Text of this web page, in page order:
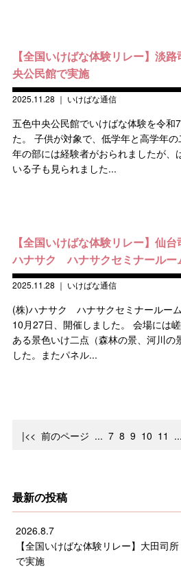
【全国いけばな体験リレー】
央公民館で実施
2025.11.28 ｜ いけばな通信
五色中央公民館でいけばな体験を令和
た。 子供が対象で、低学年と高学年
年の部には経験者がおられましたが、
いる子も見られました...
【全国いけばな体験リレー】
ハナサク ハナサクセミナールー
2025.11.28 ｜ いけばな通信
(株)ハナサク ハナサクセミナールー
10月27日、開催しました。 会場には
ある景色いけ二点（森林の景、河川の
した。またパネル...
|<< 前のページ ... 7 8 9 10 11 ...
最新の投稿
2026.8.7
【全国いけばな体験リレー】大田
で実施